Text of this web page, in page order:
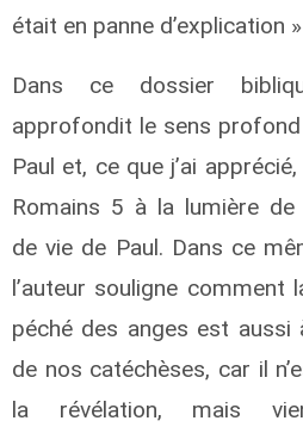
était en panne d’explication
Dans ce dossier
approfondit le sens
Paul et, ce que j’ai apprécié,
Romains 5 à la lumière de
de vie de Paul. Dans ce
l’auteur souligne comment
péché des anges est aussi
de nos catéchèses, car il
la révélation, mais